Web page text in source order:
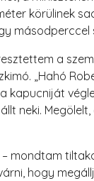
körülinek
másodperccel
a
„Hahó
kapucniját
neki.
mondtam
hogy